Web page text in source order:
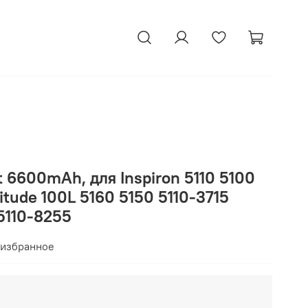
для Inspiron 5110 5100
100L 5160 5150 5110-3715
8255